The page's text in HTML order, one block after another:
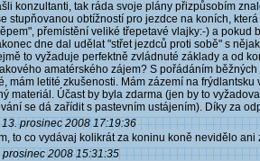
konzultanti, tak ráda svoje plány přizpůsobím
stupňovanou obtížností pro jezdce na koních,
přemístění veliké třepetavé vlajky:-) a pokud
dne dal udělat "střet jezdců proti sobě" s
to vyžaduje perfektně zvládnuté základy a od
amatérského zájem? S pořádáním
mám letité zkušenosti. Mám zázemí na
materiál. Účast by byla zdarma (jen by to
se dá zařídit s pastevním ustájením). Díky za
13. prosinec 2008 17:19:36
to co vydávaj kolikrát za koninu koně nevidělo ani
prosinec 2008 15:31:35